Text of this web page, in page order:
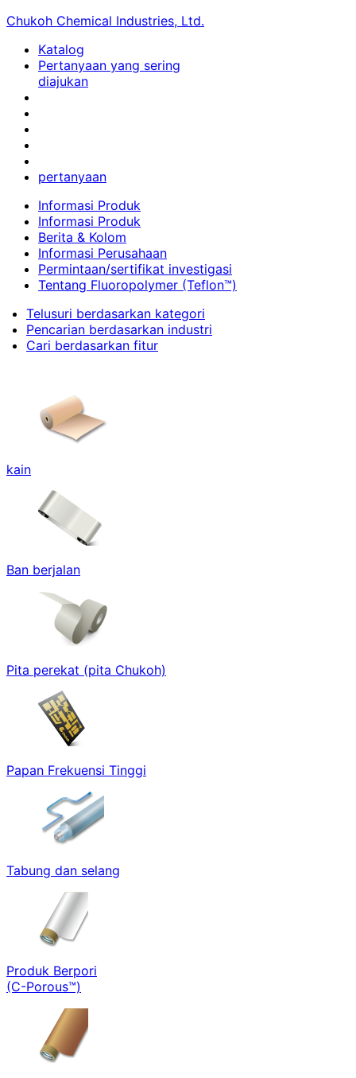
Chukoh Chemical Industries, Ltd.
Katalog
Pertanyaan yang sering
diajukan
pertanyaan
Informasi Produk
Informasi Produk
Berita & Kolom
Informasi Perusahaan
Permintaan/sertifikat investigasi
Tentang Fluoropolymer (Teflon™)
Telusuri berdasarkan kategori
Pencarian berdasarkan industri
Cari berdasarkan fitur
kain
Ban berjalan
Pita perekat (pita Chukoh)
Papan Frekuensi Tinggi
Tabung dan selang
Produk Berpori
(C-Porous™)